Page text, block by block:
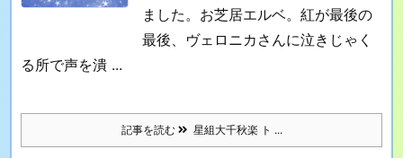
ました。 お芝居エルベ。紅が最後の
最後、ヴェロニカさんに泣きじゃく
る所で声を潰 ...
記事を読む 星組大千秋楽 ト ...